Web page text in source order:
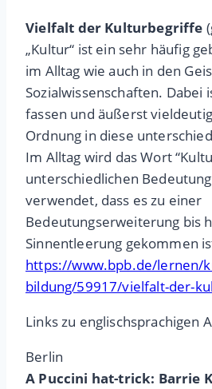
Vielfalt der Kulturbegriffe
„Kultur“ ist ein sehr häufig
im Alltag wie auch in den
Sozialwissenschaften. Dabei
fassen und äußerst
Ordnung in diese
Im Alltag wird das Wort
unterschiedlichen
verwendet, dass es zu einer
Bedeutungserweiterung bis
Sinnentleerung gekommen
https://www.bpb.de/lernen/
bildung/59917/vielfalt-der-
Links zu englischsprachigen
Berlin
A Puccini hat-trick: Barrie